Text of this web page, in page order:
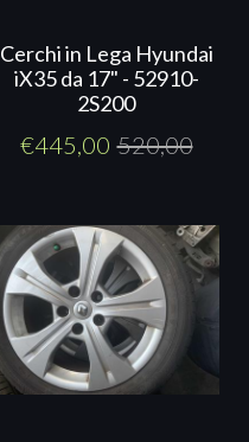
Cerchi in Lega Hyundai
iX35 da 17" - 52910-
2S200
€445,00 520,00